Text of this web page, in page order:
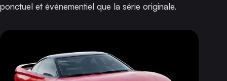
ponctuel et événementiel que la série originale.